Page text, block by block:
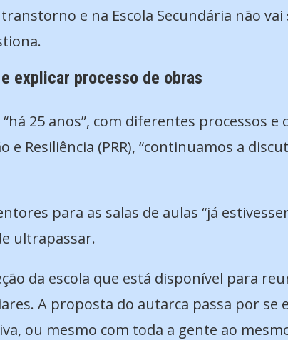
e na Escola Secundária não
explicar processo de obras
25 anos”, com diferentes processos
e Resiliência (PRR), “continuamos a
para as salas de aulas “já
ultrapassar.
da escola que está disponível para
A proposta do autarca passa por se
ou mesmo com toda a gente ao